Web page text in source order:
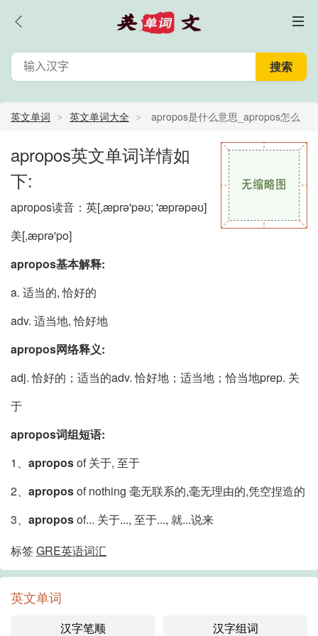
英文单词 英文单词大全 apropos是什么意思_apropos怎么
读_apropos的中文意思,翻译
apropos英文单词详情如
下:
apropos读音：英[,æprə'pəʊ; 'æprəpəʊ]
美[,æprə'po]
apropos基本解释:
a. 适当的, 恰好的
adv. 适当地, 恰好地
apropos网络释义:
adj. 恰好的；适当的adv. 恰好地；适当地；恰当地prep. 关
于
apropos词组短语:
1、 aproposof 关于, 至于
2、 aproposof nothing 毫无联系的,毫无理由的,凭空捏造的
3、 aproposof... 关于..., 至于..., 就...说来
标签GRE英语词汇
英文单词
汉字笔顺 汉字组词